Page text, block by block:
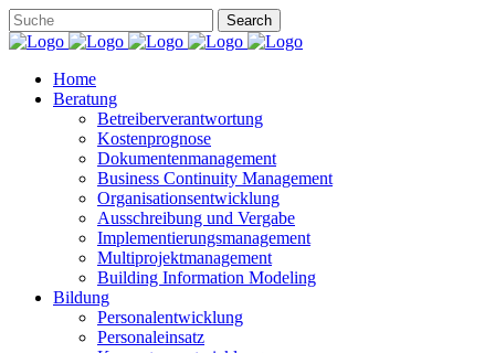
Home
Beratung
Betreiberverantwortung
Kostenprognose
Dokumentenmanagement
Business Continuity Management
Organisationsentwicklung
Ausschreibung und Vergabe
Implementierungsmanagement
Multiprojektmanagement
Building Information Modeling
Bildung
Personalentwicklung
Personaleinsatz